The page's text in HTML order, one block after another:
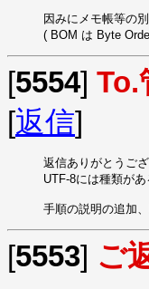
因みにメモ帳等の
( BOM は Byte
[5554] To.
[返信]
返信ありがとうご
UTF-8には種類が
手順の説明の追加
[5553] ご